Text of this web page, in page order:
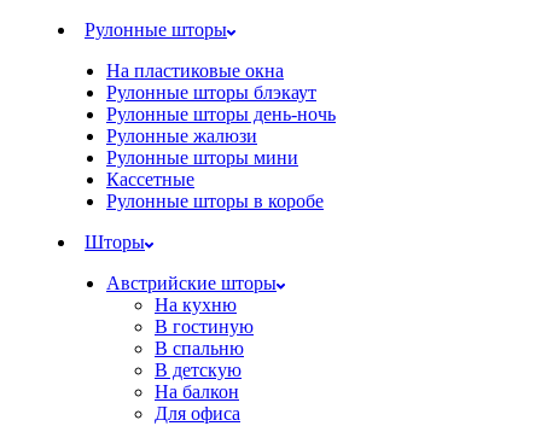
Рулонные шторы
На пластиковые окна
Рулонные шторы блэкаут
Рулонные шторы день-ночь
Рулонные жалюзи
Рулонные шторы мини
Кассетные
Рулонные шторы в коробе
Шторы
Австрийские шторы
На кухню
В гостиную
В спальню
В детскую
На балкон
Для офиса